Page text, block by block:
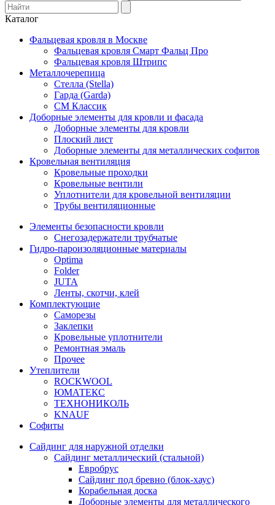
Каталог
Фальцевая кровля в Москве
Фальцевая кровля Смарт Фальц Про
Фальцевая кровля Штрипс
Металлочерепица
Стелла (Stella)
Гарда (Garda)
СМ Классик
Доборные элементы для кровли и фасада
Доборные элементы для кровли
Плоский лист
Доборные элементы для металлических софитов
Кровельная вентиляция
Кровельные проходки
Кровельные вентили
Уплотнители для кровельной вентиляции
Трубы вентиляционные
Элементы безопасности кровли
Снегозадержатели трубчатые
Гидро-пароизоляционные материалы
Optima
Folder
JUTA
Ленты, скотчи, клей
Комплектующие
Саморезы
Заклепки
Кровельные уплотнители
Ремонтная эмаль
Прочее
Утеплители
ROCKWOOL
ЮМАТЕКС
ТЕХНОНИКОЛЬ
KNAUF
Софиты
Сайдинг для наружной отделки
Сайдинг металлический (стальной)
Евробрус
Сайдинг под бревно (блок-хаус)
Корабельная доска
Доборные элементы для металлического